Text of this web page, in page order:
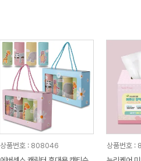
상품번호 : 808046
상품번호 :